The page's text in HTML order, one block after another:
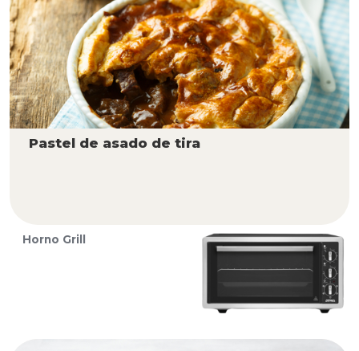
Pastel de asado de tira
Horno Grill